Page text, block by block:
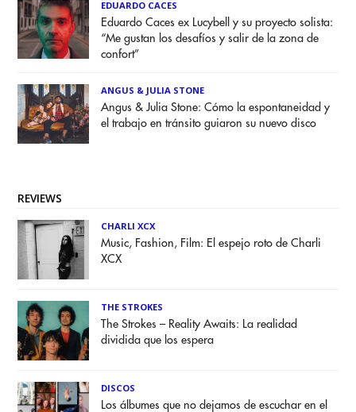
EDUARDO CACES
Eduardo Caces ex Lucybell y su proyecto solista:
“Me gustan los desafíos y salir de la zona de
confort”
ANGUS & JULIA STONE
Angus & Julia Stone: Cómo la espontaneidad y
el trabajo en tránsito guiaron su nuevo disco
REVIEWS
CHARLI XCX
Music, Fashion, Film: El espejo roto de Charli
XCX
THE STROKES
The Strokes – Reality Awaits: La realidad
dividida que los espera
DISCOS
Los álbumes que no dejamos de escuchar en el